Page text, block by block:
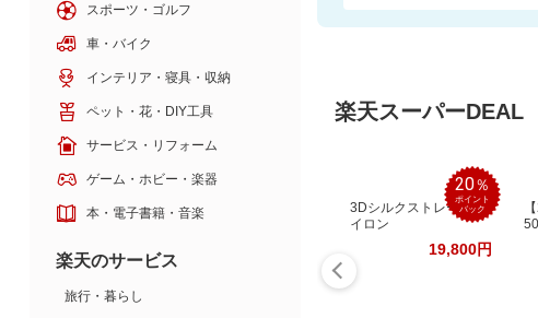
楽天スーパーDEAL
20％
ポイント
バック
3Dシルクストレートア
イロン
19,800円
スポーツ・ゴルフ
車・バイク
インテリア・寝具・収納
ペット・花・DIY工具
サービス・リフォーム
ゲーム・ホビー・楽器
本・電子書籍・音楽
楽天のサービス
旅行・暮らし